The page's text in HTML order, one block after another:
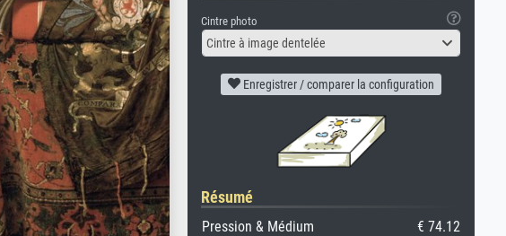
Cintre photo
Cintre à image dentelée
Enregistrer / comparer la configuration
Résumé
Pression & Médium
€ 74.12